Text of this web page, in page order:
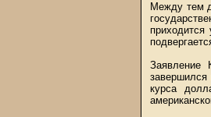
Между тем
Заявление
завершился
курса